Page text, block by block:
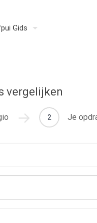
Gids
vergelijken
2 Je